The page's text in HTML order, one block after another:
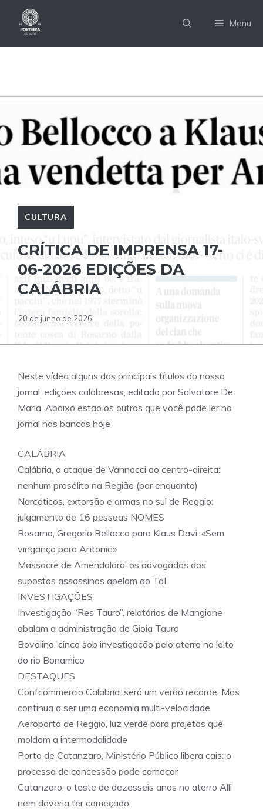
Menu
CULTURA
CRÍTICA DE IMPRENSA 17-
06-2026 EDIÇÕES DA
CALÁBRIA
20 de junho de 2026
Neste vídeo alguns dos principais títulos do nosso
jornal, edições calabresas, editado por Salvatore De
Maria. Abaixo estão os outros que você pode ler no
jornal nas bancas hoje
CALÁBRIA
Calábria, o ataque de Vannacci ao centro-direita:
nenhum prosélito na Região (por enquanto)
Narcóticos, extorsão e armas no sul de Reggio:
julgamento de 16 pessoas NOMES
Rosarno, Gregorio Bellocco para Klaus Davi: «Sem
vingança para Antonio»
Massacre de Amendolara, os advogados dos
supostos assassinos apelam ao TdL
INVESTIGAÇÕES
Investigação “Res Tauro”, relatórios de Mangione
abalam a administração de Gioia Tauro
Bovalino, cinco sob investigação pelo aterro no leito
do rio Bonamico
DESTAQUES
Confcommercio Calabria: será um verão recorde. Mas
continua a ser uma economia multi-velocidade
Aeroporto de Reggio, luz verde para projetos que
moldam a intermodalidade
Porto de Catanzaro, Ministério Público libera cais: o
processo de concessão pode começar
Catanzaro, o teste de dezesseis anos no aterro Alli
nem deveria ter começado